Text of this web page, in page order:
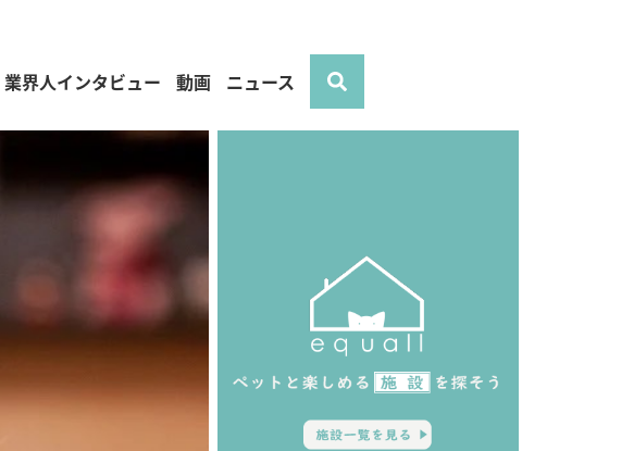
業界人インタビュー 動画 ニュース